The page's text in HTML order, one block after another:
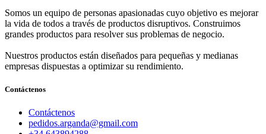
Somos un equipo de personas apasionadas cuyo objetivo es mejorar
la vida de todos a través de productos disruptivos. Construimos
grandes productos para resolver sus problemas de negocio.
Nuestros productos están diseñados para pequeñas y medianas
empresas dispuestas a optimizar su rendimiento.
Contáctenos
Contáctenos
pedidos.arganda@gmail.com